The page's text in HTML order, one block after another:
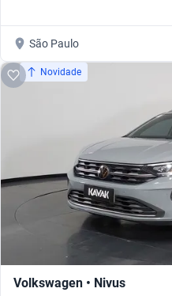
São Paulo
Novidade
Volkswagen • Nivus